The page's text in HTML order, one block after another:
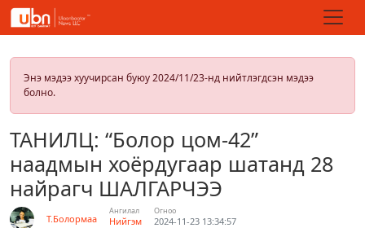
Энэ мэдээ хуучирсан буюу 2024/11/23-нд нийтлэгдсэн мэдээ
болно.
ТАНИЛЦ: “Болор цом-42”
наадмын хоёрдугаар шатанд 28
найрагч ШАЛГАРЧЭЭ
Т.Болормаа
Ангилал
Нийгэм
Огноо
2024-11-23 13:34:57